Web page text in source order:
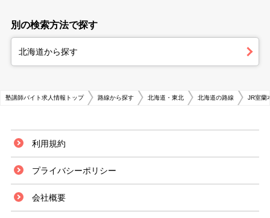
別の検索方法で探す
北海道から探す
塾講師バイト求人情報トップ 路線から探す 北海道・東北 北海道の路線 JR室蘭
利用規約
プライバシーポリシー
会社概要